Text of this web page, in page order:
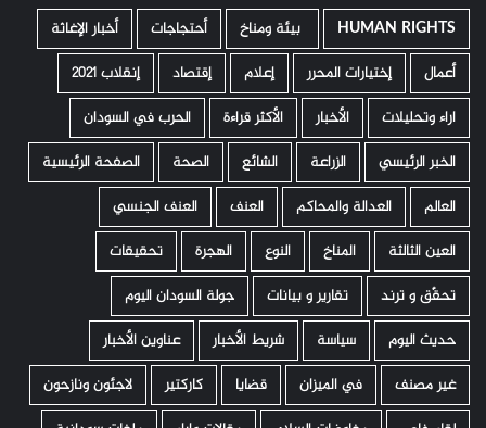
HUMAN RIGHTS ­ بيئة ومناخ أحتجاجات
أخبار الإغاثة
أعمال
إختيارات المحرر إعلام إقتصاد
إنقلاب 2021
اراء وتحليلات
الأخبار الأكثر قراءة
الحرب في السودان
الخبر الرئيسي
الزراعة الشائع الصحة
الصفحة الرئيسية
العالم
العدالة والمحاكم العنف
العنف الجنسي
العين الثالثة
المناخ النوع الهجرة
تحقيقات
تحقّق و ترند
تقارير و بيانات
جولة السودان اليوم
حديث اليوم
سياسة شريط الأخبار
عناوين الأخبار
غير مصنف
في الميزان قضايا كاركتير
لاجئون ونازحون